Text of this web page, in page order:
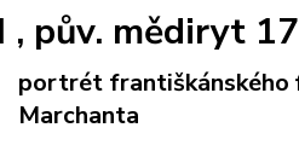
, pův. mědiryt
portrét františkánského
Marchanta